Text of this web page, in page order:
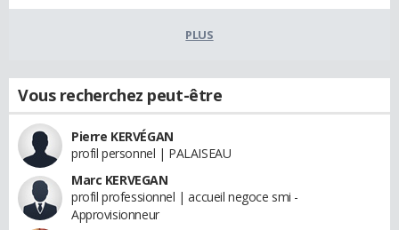
PLUS
Vous recherchez peut-être
Pierre KERVÉGAN
profil personnel | PALAISEAU
Marc KERVEGAN
profil professionnel | accueil negoce smi -
Approvisionneur